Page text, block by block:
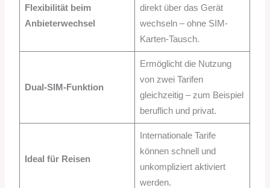
Flexibilität beim
Anbieterwechsel
direkt über das Gerät
wechseln – ohne SIM-
Karten-Tausch.
Dual-SIM-Funktion
Ermöglicht die Nutzung
von zwei Tarifen
gleichzeitig – zum Beispiel
beruflich und privat.
Ideal für Reisen
Internationale Tarife
können schnell und
unkompliziert aktiviert
werden.